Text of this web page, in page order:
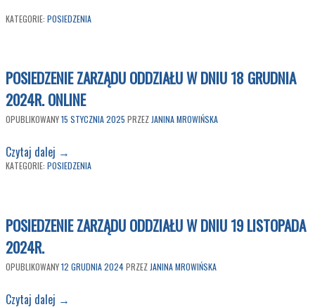
KATEGORIE: POSIEDZENIA
POSIEDZENIE ZARZĄDU ODDZIAŁU W DNIU 18 GRUDNIA
2024R. ONLINE
OPUBLIKOWANY15 STYCZNIA 2025 PRZEZ JANINA MROWIŃSKA
Czytaj dalej →
KATEGORIE: POSIEDZENIA
POSIEDZENIE ZARZĄDU ODDZIAŁU W DNIU 19 LISTOPADA
2024R.
OPUBLIKOWANY12 GRUDNIA 2024PRZEZ JANINA MROWIŃSKA
Czytaj dalej →